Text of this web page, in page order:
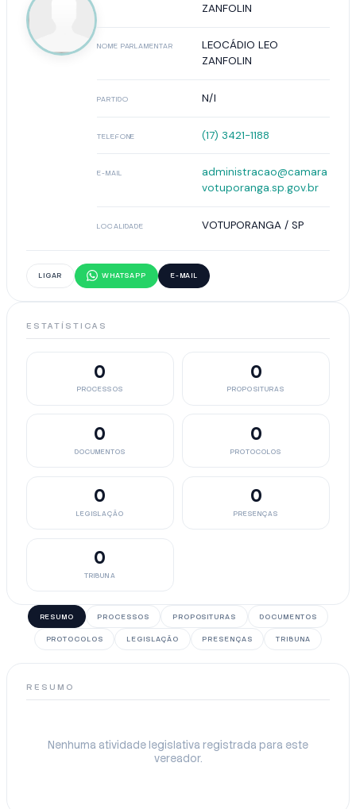
ZANFOLIN
NOME PARLAMENTAR
LEOCÁDIO LEO
ZANFOLIN
PARTIDO N/I
TELEFONE (17) 3421-1188
E-MAIL
administracao@camara
votuporanga.sp.gov.br
LOCALIDADE VOTUPORANGA / SP
LIGAR WHATSAPP E-MAIL
ESTATÍSTICAS
0
PROCESSOS
0
PROPOSITURAS
0
DOCUMENTOS
0
PROTOCOLOS
0
LEGISLAÇÃO
0
PRESENÇAS
0
TRIBUNA
RESUMO PROCESSOS PROPOSITURAS DOCUMENTOS
PROTOCOLOS LEGISLAÇÃO PRESENÇAS TRIBUNA
RESUMO
Nenhuma atividade legislativa registrada para este
vereador.